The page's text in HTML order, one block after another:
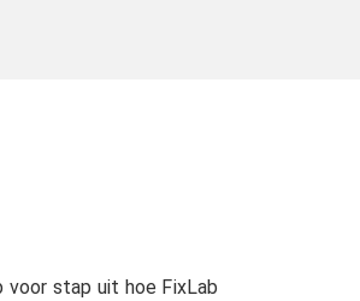
voor stap uit hoe FixLab